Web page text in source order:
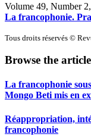
Volume 49, Number
La francophonie.
Tous droits réservés ©
Browse the
La francophonie
Mongo Beti mis en
Réappropriation,
francophonie